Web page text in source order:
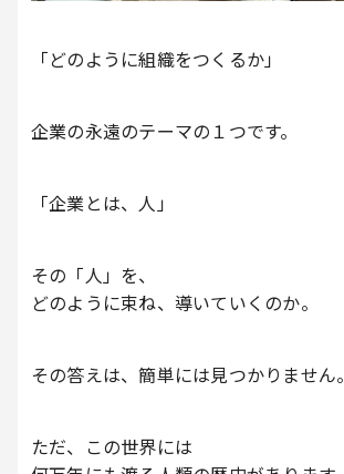
「どのように組織をつくるか」
企業の永遠のテーマの１つです。
「企業とは、人」
その「人」を、
どのように束ね、導いていくのか。
その答えは、簡単には見つかりません。
ただ、この世界には